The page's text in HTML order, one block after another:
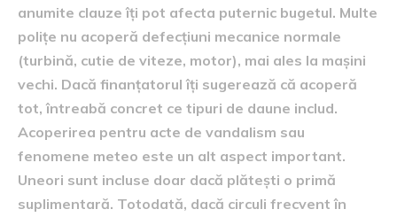
anumite clauze îți pot afecta puternic bugetul. Multe
polițe nu acoperă defecțiuni mecanice normale
(turbină, cutie de viteze, motor), mai ales la mașini
vechi. Dacă finanțatorul îți sugerează că acoperă
tot, întreabă concret ce tipuri de daune includ.
Acoperirea pentru acte de vandalism sau
fenomene meteo este un alt aspect important.
Uneori sunt incluse doar dacă plătești o primă
suplimentară. Totodată, dacă circuli frecvent în